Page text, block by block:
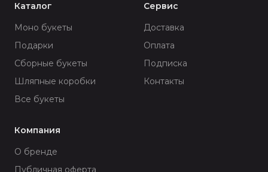
Каталог
Моно букеты
Подарки
Сборные букеты
Шляпные коробки
Все букеты
Сервис
Доставка
Оплата
Подписка
Контакты
Компания
О бренде
Публичная оферта